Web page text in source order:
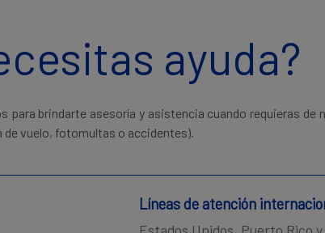
ayuda?
para brindarte asesoría y asistencia cuando requieras
de vuelo, fotomultas o accidentes).
Líneas de atención